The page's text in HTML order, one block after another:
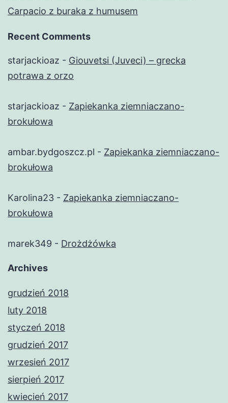
Carpacio z buraka z humusem
Recent Comments
starjackioaz - Giouvetsi (Juveci) – grecka
potrawa z orzo
starjackioaz - Zapiekanka ziemniaczano-
brokułowa
ambar.bydgoszcz.pl - Zapiekanka ziemniaczano-
brokułowa
Karolina23 - Zapiekanka ziemniaczano-
brokułowa
marek349 - Drożdżówka
Archives
grudzień 2018
luty 2018
styczeń 2018
grudzień 2017
wrzesień 2017
sierpień 2017
kwiecień 2017